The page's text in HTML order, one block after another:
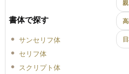
書体で探す
サンセリフ体
セリフ体
スクリプト体